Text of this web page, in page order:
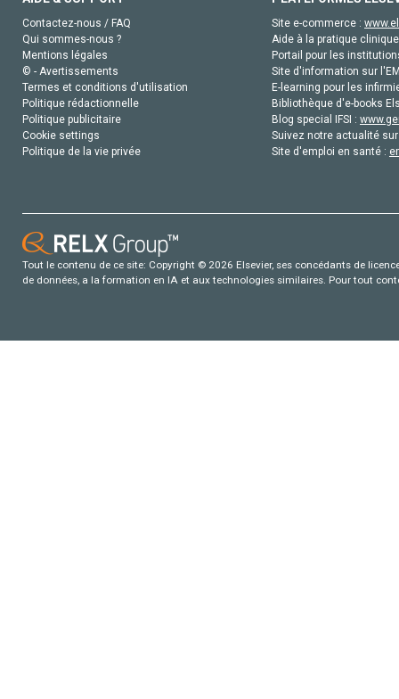
Contactez-nous / FAQ
Qui sommes-nous ?
Mentions légales
© - Avertissements
Termes et conditions d'utilisation
Politique rédactionnelle
Politique publicitaire
Cookie settings
Politique de la vie privée
Site e-commerce :
Aide à la pratique
Portail pour les
Site d'information sur
E-learning pour les
Bibliothèque d'e-books
Blog special IFSI :
Suivez notre actualité
Site d'emploi en santé :
Tout le contenu de ce site: Copyright © 2026 Elsevier, ses concédants de
de données, a la formation en IA et aux technologies similaires. Pour tout